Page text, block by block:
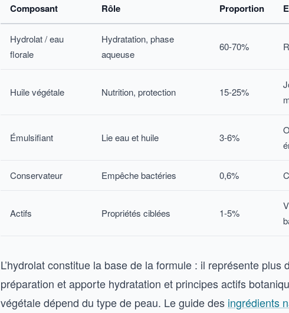
Composant Rôle Proportion
Hydrolat / eau
florale
Hydratation, phase
aqueuse
60-70%
Huile végétale Nutrition, protection 15-25%
Émulsifiant Lie eau et huile 3-6%
Conservateur Empêche bactéries 0,6%
Actifs Propriétés ciblées 1-5%
L’hydrolat constitue la base de la formule : il représente plus
préparation et apporte hydratation et principes actifs
végétale dépend du type de peau. Le guide des ingrédients